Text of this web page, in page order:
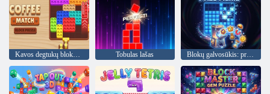
Kavos degtukų bloko galvosūkis Tobulas lašas Blokų galvosūkis: prizų manija